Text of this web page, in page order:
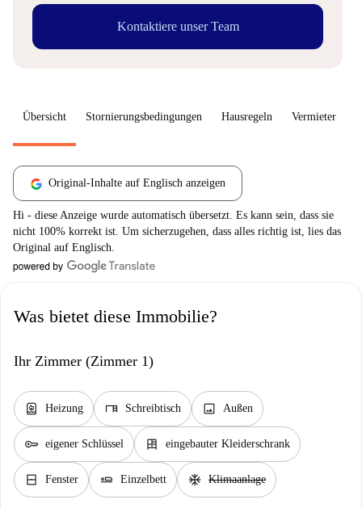
Kontaktiere unser Team
Übersicht Stornierungsbedingungen Hausregeln Vermieter
Original-Inhalte auf Englisch anzeigen
Hi - diese Anzeige wurde automatisch übersetzt. Es kann sein, dass sie
nicht 100% korrekt ist. Um sicherzugehen, dass alles richtig ist, lies das
Original auf Englisch.
Was bietet diese Immobilie?
Ihr Zimmer (Zimmer 1)
water_heater Heizung desk Schreibtisch image Außen
key eigener Schlüssel dresser eingebauter Kleiderschrank
window_closed Fenster airline_seat_flat Einzelbett ac_unit Klimaanlage